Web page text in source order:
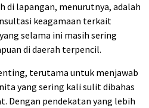
di lapangan, menurutnya, adalah
keagamaan terkait
selama ini masih sering
di daerah terpencil.
terutama untuk menjawab
yang sering kali sulit dibahas
Dengan pendekatan yang lebih